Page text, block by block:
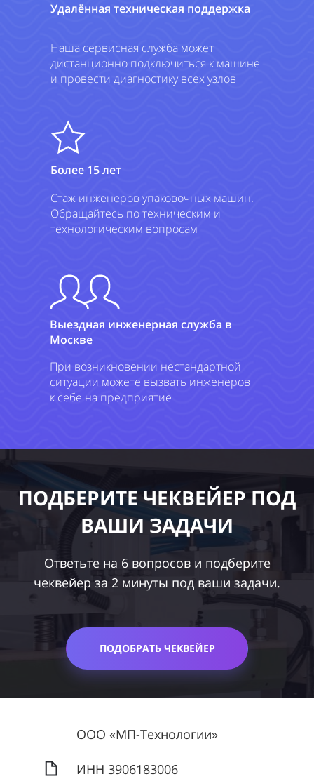
Выездная инженерная служба в
Москве
При возникновении нестандартной
ситуации можете вызвать инженеров
к себе на предприятие
Более 15 лет
Стаж инженеров упаковочных машин.
Обращайтесь по техническим и
технологическим вопросам
Удалённая техническая поддержка
Наша сервисная служба может
дистанционно подключиться к машине
и провести диагностику всех узлов
ПОДБЕРИТЕ ЧЕКВЕЙЕР ПОД
ВАШИ ЗАДАЧИ
Ответьте на 6 вопросов и подберите
чеквейер за 2 минуты под ваши задачи.
ПОДОБРАТЬ ЧЕКВЕЙЕР
ООО «МП-Технологии»
ИНН 3906183006